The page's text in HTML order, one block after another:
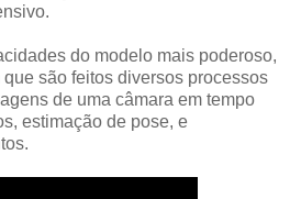
do modelo mais poderoso,
são feitos diversos processos
de uma câmara em tempo
estimação de pose, e